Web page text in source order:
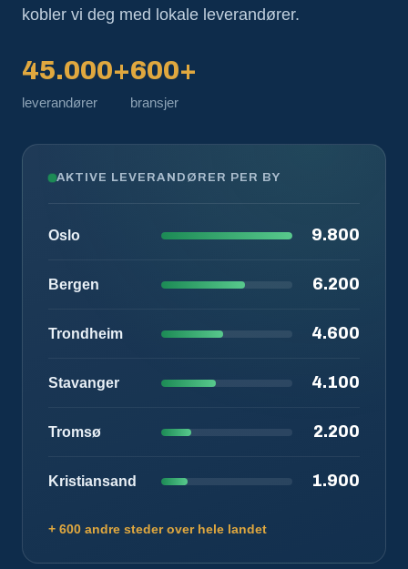
kobler vi deg med lokale leverandører.
45.000+
leverandører
600+
bransjer
AKTIVE LEVERANDØRER PER BY
Oslo 9.800
Bergen 6.200
Trondheim 4.600
Stavanger 4.100
Tromsø 2.200
Kristiansand 1.900
+ 600 andre steder over hele landet